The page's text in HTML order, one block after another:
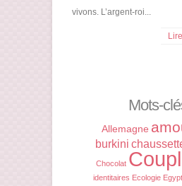
vivons. L’argent-roi...
Mots-
Allemagne
burkini
Chocolat
identitaires Ecologie